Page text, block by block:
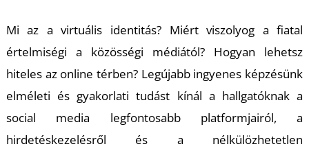
Mi az a virtuális identitás? Miért viszolyog a fiatal
értelmiségi a közösségi médiától? Hogyan lehetsz
hiteles az online térben? Legújabb ingyenes képzésünk
elméleti és gyakorlati tudást kínál a hallgatóknak a
social media legfontosabb platformjairól, a
hirdetéskezelésről és a nélkülözhetetlen